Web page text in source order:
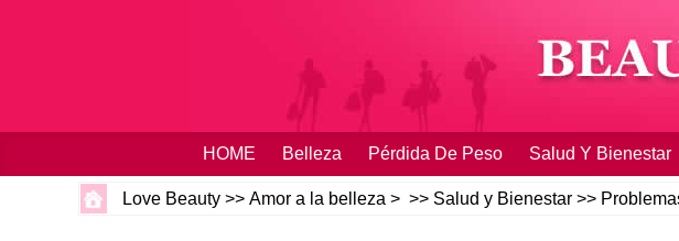
HOME Belleza Pérdida De Peso Salud Y Bienestar
Love Beauty >> Amor a la belleza > >> Salud y Bienestar >>